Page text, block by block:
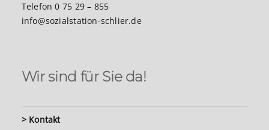
Telefon 0 75 29 – 855
info@sozialstation-schlier.de
Wir sind für Sie da!
> Kontakt